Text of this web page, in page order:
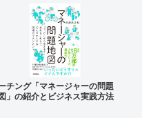
チング「マネージャーの問題
」の紹介とビジネス実践方法